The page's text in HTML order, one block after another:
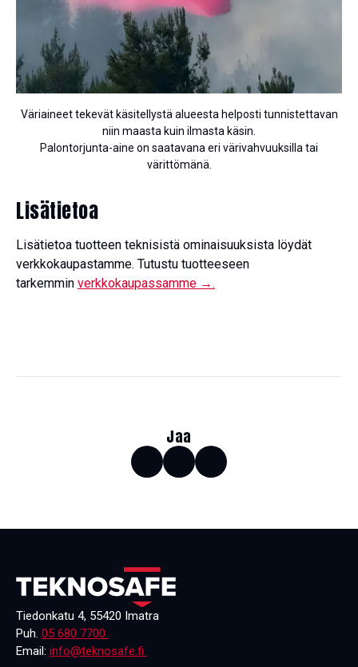
Väriaineet tekevät käsitellystä alueesta helposti tunnistettavan
niin maasta kuin ilmasta käsin.
Palontorjunta-aine on saatavana eri värivahvuuksilla tai
värittömänä.
Lisätietoa
Lisätietoa tuotteen teknisistä ominaisuuksista löydät
verkkokaupastamme. Tutustu tuotteeseen
tarkemmin verkkokaupassamme →.
Jaa
Tiedonkatu 4, 55420 Imatra
Puh. 05 680 7700
Email: info@teknosafe.fi